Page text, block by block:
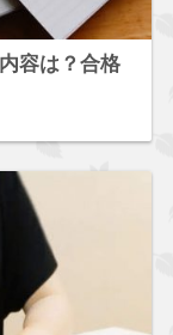
容は？合格